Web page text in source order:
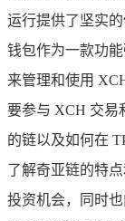
运行提供了坚实
钱包作为一款功
来管理和使用
要参与 XCH 交易
的链以及如何在
了解奇亚链的特
投资机会，同时